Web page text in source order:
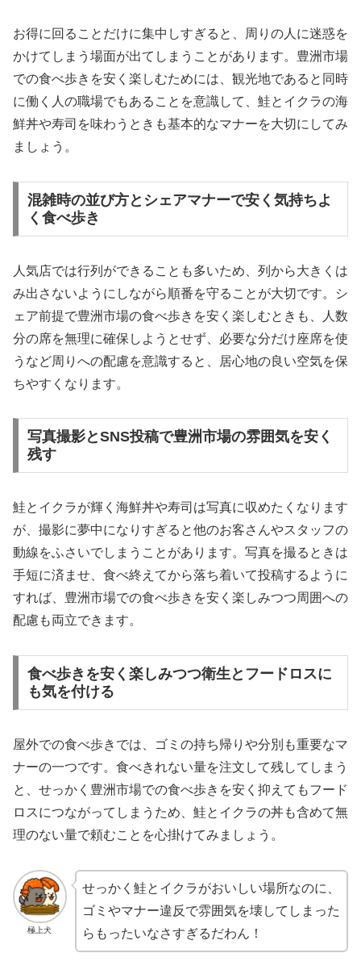
お得に回ることだけに集中しすぎると、周りの人に迷惑を
かけてしまう場面が出てしまうことがあります。豊洲市場
での食べ歩きを安く楽しむためには、観光地であると同時
に働く人の職場でもあることを意識して、鮭とイクラの海
鮮丼や寿司を味わうときも基本的なマナーを大切にしてみ
ましょう。
混雑時の並び方とシェアマナーで安く気持ちよ
く食べ歩き
人気店では行列ができることも多いため、列から大きくは
み出さないようにしながら順番を守ることが大切です。シ
ェア前提で豊洲市場の食べ歩きを安く楽しむときも、人数
分の席を無理に確保しようとせず、必要な分だけ座席を使
うなど周りへの配慮を意識すると、居心地の良い空気を保
ちやすくなります。
写真撮影とSNS投稿で豊洲市場の雰囲気を安く
残す
鮭とイクラが輝く海鮮丼や寿司は写真に収めたくなります
が、撮影に夢中になりすぎると他のお客さんやスタッフの
動線をふさいでしまうことがあります。写真を撮るときは
手短に済ませ、食べ終えてから落ち着いて投稿するように
すれば、豊洲市場での食べ歩きを安く楽しみつつ周囲への
配慮も両立できます。
食べ歩きを安く楽しみつつ衛生とフードロスに
も気を付ける
屋外での食べ歩きでは、ゴミの持ち帰りや分別も重要なマ
ナーの一つです。食べきれない量を注文して残してしまう
と、せっかく豊洲市場での食べ歩きを安く抑えてもフード
ロスにつながってしまうため、鮭とイクラの丼も含めて無
理のない量で頼むことを心掛けてみましょう。
極上犬
せっかく鮭とイクラがおいしい場所なのに、
ゴミやマナー違反で雰囲気を壊してしまった
らもったいなさすぎるだわん！